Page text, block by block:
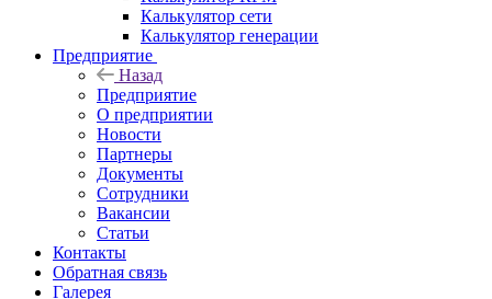
Калькулятор сети
Калькулятор генерации
Предприятие
Назад
Предприятие
О предприятии
Новости
Партнеры
Документы
Сотрудники
Вакансии
Статьи
Контакты
Обратная связь
Галерея